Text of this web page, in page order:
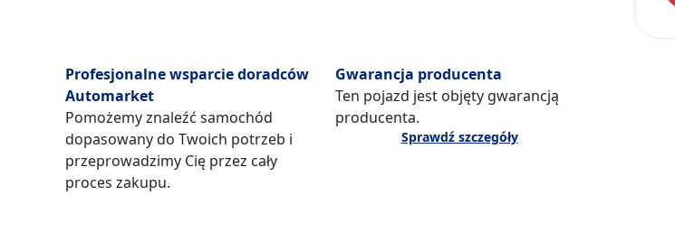
Profesjonalne wsparcie doradców
Automarket
Pomożemy znaleźć samochód
dopasowany do Twoich potrzeb i
przeprowadzimy Cię przez cały
proces zakupu.
Gwarancja producenta
Ten pojazd jest objęty gwarancją
producenta.
Sprawdź szczegóły